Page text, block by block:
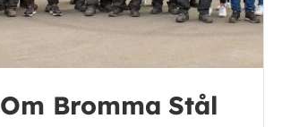
Om Bromma Stål